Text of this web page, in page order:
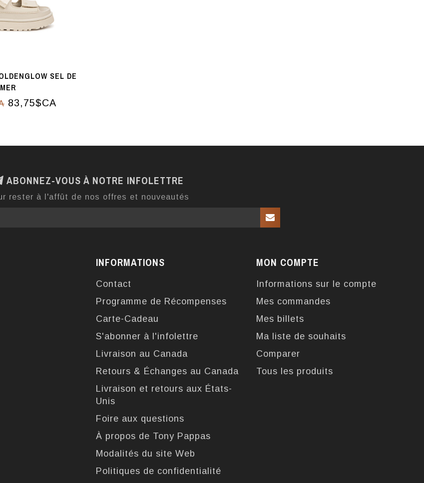
SEL DE
MER
83,75$CA
ABONNEZ-VOUS À NOTRE INFOLETTRE
rester à l'affût de nos offres et nouveautés
INFORMATIONS
Contact
Programme de Récompenses
Carte-Cadeau
S'abonner à l'infolettre
Livraison au Canada
Retours & Échanges au Canada
Livraison et retours aux États-
Unis
Foire aux questions
À propos de Tony Pappas
Modalités du site Web
Politiques de confidentialité
MON COMPTE
Informations sur le compte
Mes commandes
Mes billets
Ma liste de souhaits
Comparer
Tous les produits